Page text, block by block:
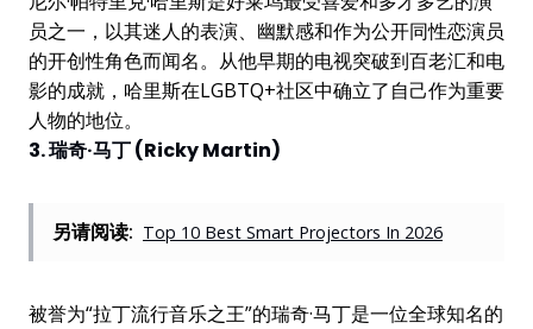
员之一，以其迷人的表演、幽默感和作为公开同性恋演员
的开创性角色而闻名。从他早期的电视突破到百老汇和电
影的成就，哈里斯在LGBTQ+社区中确立了自己作为重要
人物的地位。
3. 瑞奇·马丁 (Ricky Martin)
另请阅读: Top 10 Best Smart Projectors In 2026
被誉为“拉丁流行音乐之王”的瑞奇·马丁是一位全球知名的